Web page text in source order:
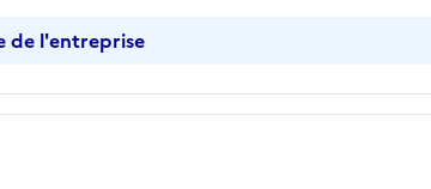
de l'entreprise